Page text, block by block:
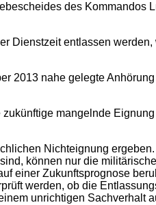
des Kommandos
Dienstzeit entlassen werden,
2013 nahe gelegte
mangelnde
Nichteignung
können nur die
einer Zukunftsprognose
werden, ob die
unrichtigen Sachverhalt